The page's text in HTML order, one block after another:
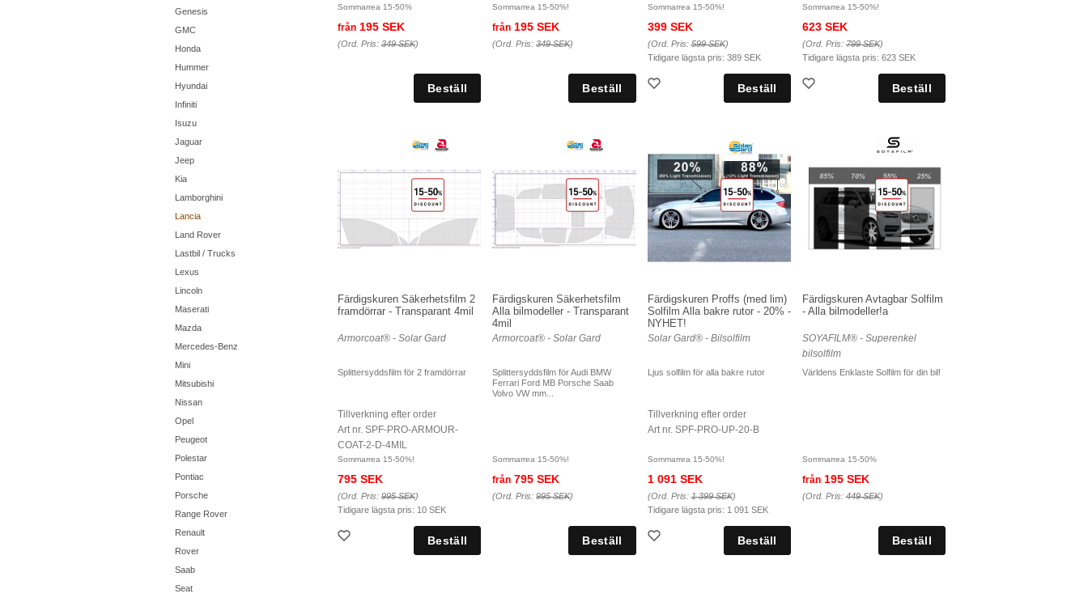
Genesis
GMC
Honda
Hummer
Hyundai
Infiniti
Isuzu
Jaguar
Jeep
Kia
Lamborghini
Lancia
Land Rover
Lastbil / Trucks
Lexus
Lincoln
Maserati
Mazda
Mercedes-Benz
Mini
Mitsubishi
Nissan
Opel
Peugeot
Polestar
Pontiac
Porsche
Range Rover
Renault
Rover
Saab
Seat
Sommarrea 15-50%
från 195 SEK
(Ord. Pris: 349 SEK)
Sommarrea 15-50%!
från 195 SEK
(Ord. Pris:349 SEK)
Sommarrea 15-50%!
399 SEK
(Ord. Pris:599 SEK)
Tidigare lägsta pris: 389 SEK
Sommarrea 15-50%!
623 SEK
(Ord. Pris:799 SEK)
Tidigare lägsta pris: 623 SEK
Färdigskuren Säkerhetsfilm 2
framdörrar - Transparant 4mil
Armorcoat® - Solar Gard
Splittersyddsfilm för 2 framdörrar
Tillverkning efter order
Art nr. SPF-PRO-ARMOUR-
COAT-2-D-4MIL
Sommarrea 15-50%!
795 SEK
(Ord. Pris: 995 SEK)
Tidigare lägsta pris: 10 SEK
Färdigskuren Säkerhetsfilm
Alla bilmodeller - Transparant
4mil
Armorcoat® - Solar Gard
Splittersyddsfilm för Audi BMW
Ferrari Ford MB Porsche Saab
Volvo VW mm...
Sommarrea 15-50%!
från 795 SEK
(Ord. Pris:995 SEK)
Färdigskuren Proffs (med lim)
Solfilm Alla bakre rutor - 20% -
NYHET!
Solar Gard® - Bilsolfilm
Ljus solfilm för alla bakre rutor
Tillverkning efter order
Art nr. SPF-PRO-UP-20-B
Sommarrea 15-50%!
1 091 SEK
(Ord. Pris:1 399 SEK)
Tidigare lägsta pris: 1 091 SEK
Färdigskuren Avtagbar Solfilm
- Alla bilmodeller!a
SOYAFILM® - Superenkel
bilsolfilm
Världens Enklaste Solfilm för din bil!
Sommarrea 15-50%
från195 SEK
(Ord. Pris:449 SEK)